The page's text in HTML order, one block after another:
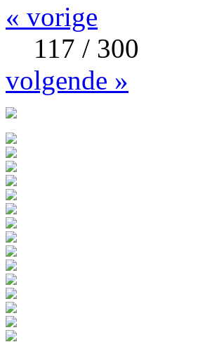
« vorige
117 / 300
volgende »